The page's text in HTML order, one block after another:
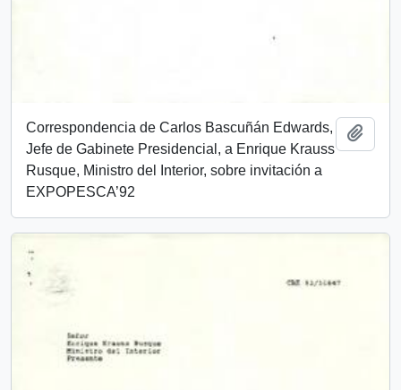
Correspondencia de Carlos Bascuñán Edwards,
Jefe de Gabinete Presidencial, a Enrique Krauss
Rusque, Ministro del Interior, sobre invitación a
EXPOPESCA’92